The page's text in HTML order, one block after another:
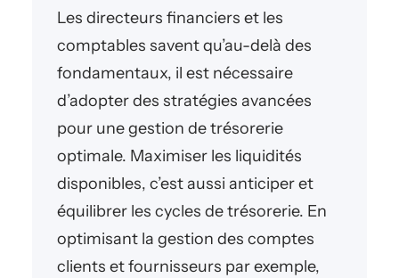
Les directeurs financiers et les
comptables savent qu’au-delà des
fondamentaux, il est nécessaire
d’adopter des stratégies avancées
pour une gestion de trésorerie
optimale. Maximiser les liquidités
disponibles, c’est aussi anticiper et
équilibrer les cycles de trésorerie. En
optimisant la gestion des comptes
clients et fournisseurs par exemple,